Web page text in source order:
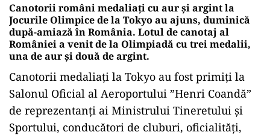
Canotorii români medaliați cu aur și argint la
Jocurile Olimpice de la Tokyo au ajuns, duminică
după-amiază în România. Lotul de canotaj al
României a venit de la Olimpiadă cu trei medalii,
una de aur şi două de argint.
Canotorii medaliați la Tokyo au fost primiţi la
Salonul Oficial al Aeroportului ”Henri Coandă”
de reprezentanţi ai Ministrului Tineretului şi
Sportului, conducători de cluburi, oficialităţi,